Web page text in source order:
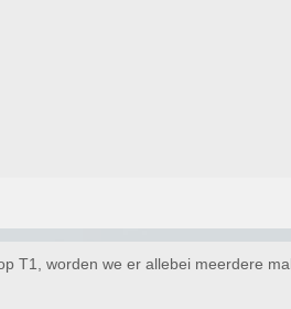
T1, worden we er allebei meerdere